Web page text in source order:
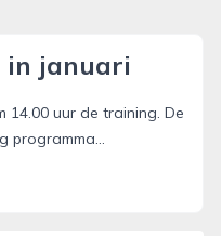
januari
14.00 uur de training. De
programma...